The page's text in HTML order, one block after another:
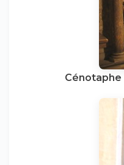
Cénotaphe